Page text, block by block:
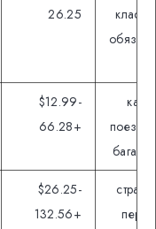
26.25
класс
$12.99-
66.28+
багаж,
$26.25-
132.56+